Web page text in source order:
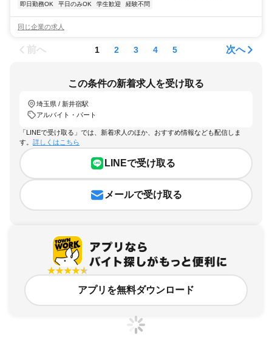
即日勤務OK
平日のみOK 学生歓迎 経験不問
同じ企業の求人
前へ 1 2 3 4 5 次へ
この条件の新着求人を受け取る
埼玉県 / 新井宿駅
アルバイト・パート
「LINEで受け取る」では、新着求人のほか、おすすめ情報なども配信しま
す。 詳しくはこちら
LINEで受け取る
メールで受け取る
アプリを無料ダウンロード